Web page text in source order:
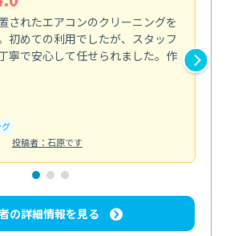
されたエアコンのクリーニングを
初めての利用でしたが、スタッフ
寧で安心して任せられました。作
投稿者：石原です
の詳細情報を見る